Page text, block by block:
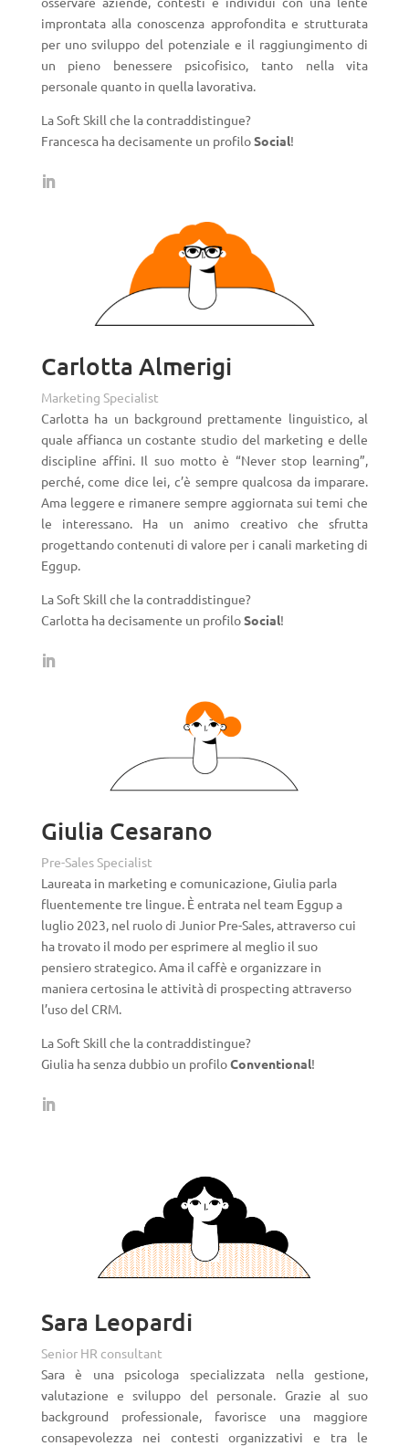
improntata alla conoscenza approfondita e strutturata
per uno sviluppo del potenziale e il raggiungimento di
un pieno benessere psicofisico, tanto nella vita
personale quanto in quella lavorativa.
La Soft Skill che la contraddistingue?
Francesca ha decisamente un profiloSocial!
Carlotta Almerigi
Marketing Specialist
Carlotta ha un background prettamente linguistico, al
quale affianca un costante studio del marketing e delle
discipline affini. Il suo motto è “Never stop learning”,
perché, come dice lei, c’è sempre qualcosa da imparare.
Ama leggere e rimanere sempre aggiornata sui temi che
le interessano. Ha un animo creativo che sfrutta
progettando contenuti di valore per i canali marketing di
Eggup.
La Soft Skill che la contraddistingue?
Carlotta ha decisamente un profiloSocial!
Giulia Cesarano
Pre-Sales Specialist
Laureata in marketing e comunicazione, Giulia parla
fluentemente tre lingue. È entrata nel team Eggup a
luglio 2023, nel ruolo di Junior Pre-Sales, attraverso cui
ha trovato il modo per esprimere al meglio il suo
pensiero strategico. Ama il caffè e organizzare in
maniera certosina le attività di prospecting attraverso
l’uso del CRM.
La Soft Skill che la contraddistingue?
Giulia ha senza dubbio un profiloConventional!
Sara Leopardi
Senior HR consultant
Sara è una psicologa specializzata nella gestione,
valutazione e sviluppo del personale. Grazie al suo
background professionale, favorisce una maggiore
consapevolezza nei contesti organizzativi e tra le